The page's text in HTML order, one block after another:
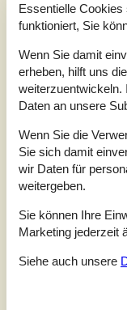
es ein paar
Decke bis unter
Naturgrundstück
Zu Favoriten
Modernes
Kystagervej -
Essentielle
funktioniert, Sie
Wenn Sie damit
erheben, hilft uns
weiterzuentwickeln.
Daten an unsere
Wenn Sie die
Sie sich damit
wir Daten für
weitergeben.
Sie können Ihre
Marketing jederzeit
Siehe auch unsere